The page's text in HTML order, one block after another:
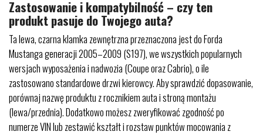
Zastosowanie i kompatybilność – czy ten
produkt pasuje do Twojego auta?
Ta lewa, czarna klamka zewnętrzna przeznaczona jest do Forda
Mustanga generacji 2005–2009 (S197), we wszystkich popularnych
wersjach wyposażenia i nadwozia (Coupe oraz Cabrio), o ile
zastosowano standardowe drzwi kierowcy. Aby sprawdzić dopasowanie,
porównaj nazwę produktu z rocznikiem auta i stroną montażu
(lewa/przednia). Dodatkowo możesz zweryfikować zgodność po
numerze VIN lub zestawić kształt i rozstaw punktów mocowania z